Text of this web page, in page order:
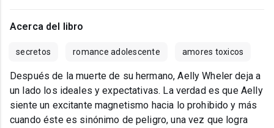
Acerca del libro
secretos romance adolescente amores toxicos
Después de la muerte de su hermano, Aelly Wheler deja a
un lado los ideales y expectativas. La verdad es que Aelly
siente un excitante magnetismo hacia lo prohibido y más
cuando éste es sinónimo de peligro, una vez que logra